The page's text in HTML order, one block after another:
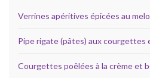
Verrines apéritives épicées au
Pipe rigate (pâtes) aux courgettes
Courgettes poêlées à la crème et